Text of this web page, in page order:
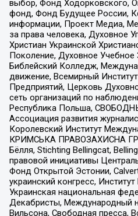
выбор, Фонд Ходорковского,
фонд, Фонд Будущее России,
информации, Проект Медиа,
за права человека, Духовное
Христиан Украинской
Поколение, Духовное
Библейский Колледж,
движение, Всемирный
Предприятий, Церковь
сеть организаций по
Республика Польша,
Ассоциация развития
Королевский Институт
КРИМСЬКА ПРАВОЗАХИСНА
Бёлля, Stichting Bellingcat,
правовой инициативы
Фонд Открытой Эстонии,
украинский конгресс,
Украинская национальная
Декабристы, Международный
Вильсона, Свободная пресса,